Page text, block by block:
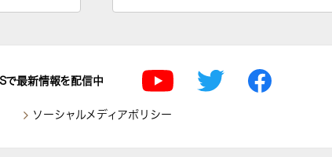
で最新情報を配信中
ソーシャルメディアポリシー